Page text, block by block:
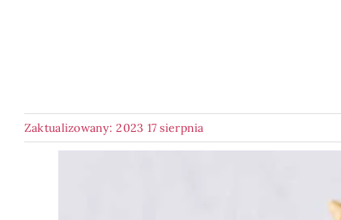
Zaktualizowany: 2023 17 sierpnia